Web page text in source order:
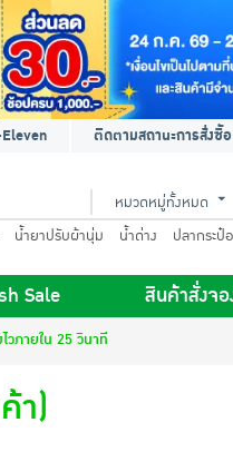
ติดตามสถานะการสั่งซื้อ
หมวดหมู่ทั้งหมด
น้ำยาปรับผ้านุ่ม น้ำด่าง ปลากระป๋
Sale สินค้าสั่งจอ
วภายใน 25 วินาที
า)